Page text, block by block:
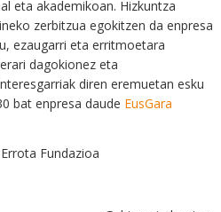
eta akademikoan. Hizkuntza
zerbitzua egokitzen da enpresa
ezaugarri eta erritmoetara
dagokionez eta
diren eremuetan esku
bat enpresa daude EusGara
Fundazioa